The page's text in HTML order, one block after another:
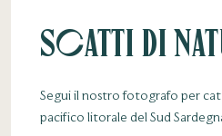
Scatti di
Segui il nostro fotografo per
pacifico litorale del Sud